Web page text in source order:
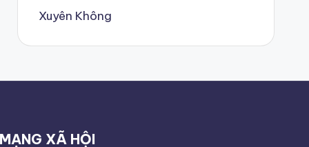
Xuyên Không
MẠNG XÃ HỘI